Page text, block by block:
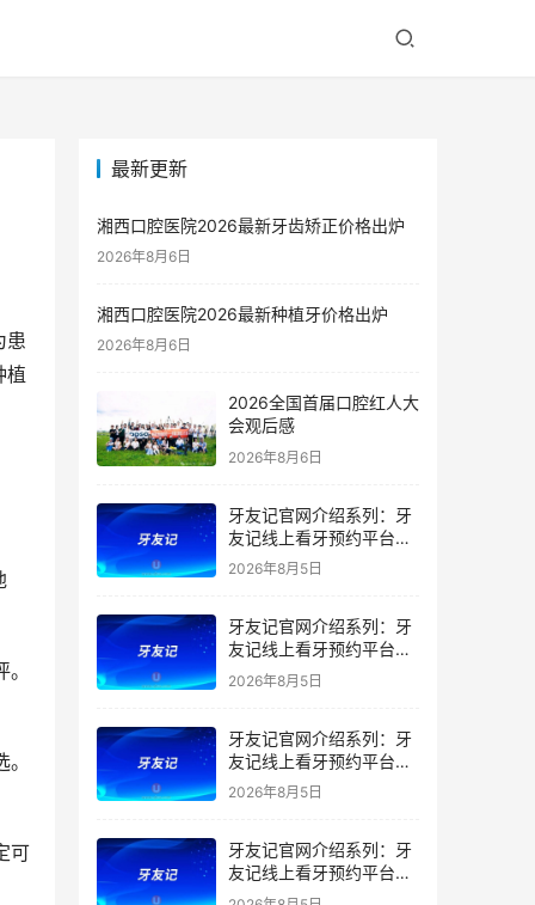
患
植
最新更新
湘西口腔医院2026最新牙齿矫正价格出炉
2026年8月6日
湘西口腔医院2026最新种植牙价格出炉
2026年8月6日
2026全国首届口腔红人大
会观后感
2026年8月6日
牙友记官网介绍系列：牙
友记线上看牙预约平台是
干什么的？靠谱吗？
2026年8月5日
牙友记官网介绍系列：牙
友记线上看牙预约平台让
看牙不再靠运气
2026年8月5日
牙友记官网介绍系列：牙
友记线上看牙预约平台打
破口腔行业专业壁垒新手
2026年8月5日
牙友记官网介绍系列：牙
友记线上看牙预约平台落
地同城就诊经验打破未知